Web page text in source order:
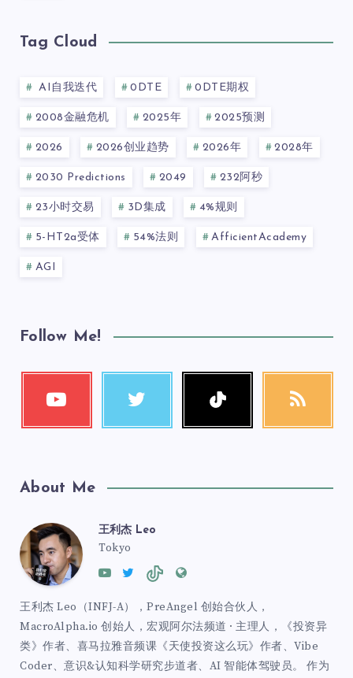
Tag Cloud
AI自我迭代 0DTE 0DTE期权
2008金融危机 2025年 2025预测
2026 2026创业趋势 2026年 2028年
2030 Predictions 2049 232阿秒
23小时交易 3D集成 4%规则
5-HT2a受体 54%法则 AfficientAcademy
AGI
Follow Me!
About Me
王利杰 Leo
Tokyo
王利杰 Leo（INFJ-A），PreAngel 创始合伙人，
MacroAlpha.io 创始人，宏观阿尔法频道 · 主理人，《投资异
类》作者、喜马拉雅音频课《天使投资这么玩》作者、Vibe
Coder、意识&认知科学研究步道者、AI 智能体驾驶员。 作为